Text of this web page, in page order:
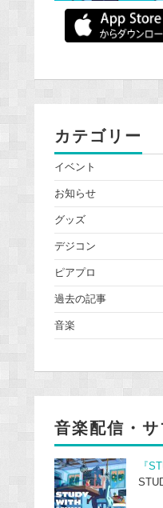
カテゴリー
イベント
お知らせ
グッズ
デジコン
ピアプロ
過去の記事
音楽
音楽配信・サ
『